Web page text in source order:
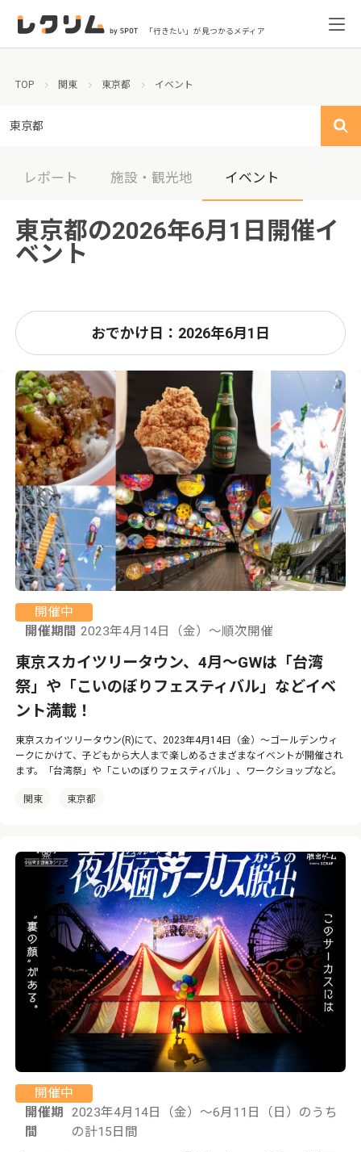
「行きたい」が見つかるメディア
TOP 関東 東京都 イベント
東京都
レポート 施設・観光地 イベント
東京都の2026年6月1日開催イ
ベント
おでかけ日：2026年6月1日
開催中
開催期間 2023年4月14日（金）〜順次開催
東京スカイツリータウン、4月〜GWは「台湾
祭」や「こいのぼりフェスティバル」などイベ
ント満載！
東京スカイツリータウン(R)にて、2023年4月14日（金）〜ゴールデンウィ
ークにかけて、子どもから大人まで楽しめるさまざまなイベントが開催され
ます。「台湾祭」や「こいのぼりフェスティバル」、ワークショップなど。
関東 東京都
開催中
開催期
間
2023年4月14日（金）～6月11日（日）のうち
の計15日間